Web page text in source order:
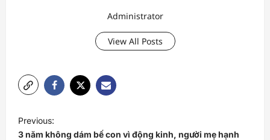
Administrator
View All Posts
o
Previous:
3 năm không dám bế con vì động kinh, người mẹ hạnh